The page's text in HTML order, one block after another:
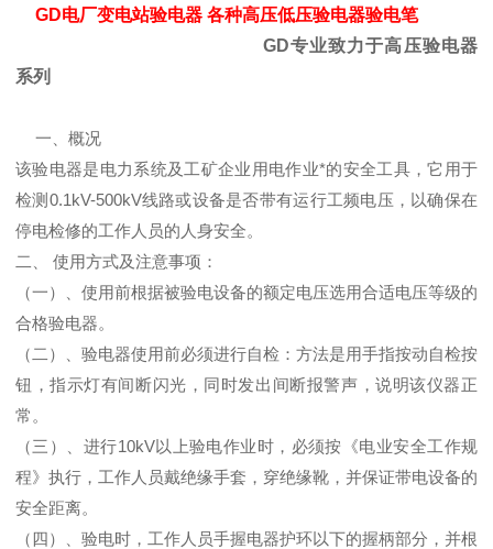
GD电厂变电站验电器 各种高压低压验电器验电笔
GD专业致力于高压验电器
系列
一、概况
该验电器是电力系统及工矿企业用电作业*的安全工具，它用于
检测0.1kV-500kV线路或设备是否带有运行工频电压，以确保在
停电检修的工作人员的人身安全。
二、 使用方式及注意事项：
（一）、使用前根据被验电设备的额定电压选用合适电压等级的
合格验电器。
（二）、验电器使用前必须进行自检：方法是用手指按动自检按
钮，指示灯有间断闪光，同时发出间断报警声，说明该仪器正
常。
（三）、进行10kV以上验电作业时，必须按《电业安全工作规
程》执行，工作人员戴绝缘手套，穿绝缘靴，并保证带电设备的
安全距离。
（四）、验电时，工作人员手握电器护环以下的握柄部分，并根